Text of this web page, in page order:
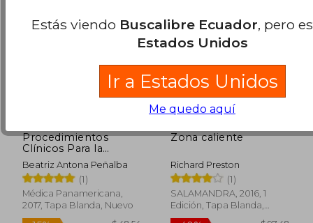
45%
dcto. $ 31.31
45%
dcto.
Procedimientos
Clínicos Para la
Evaluación de la
Visión Binocular
Beatriz Antona Peñalba
(1)
Médica Panamericana,
2017, Tapa Blanda, Nuevo
Zona caliente
Richard Preston
(1)
SALAMANDRA, 2016, 1
Edición, Tapa Blanda,
Nuevo
Estás viendo Buscalibre Ecuador, pero
Estados Unidos
Ir a Estados Unidos
Me quedo aquí